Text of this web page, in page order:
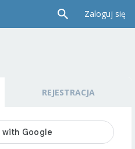
Zaloguj się
REJESTRACJA